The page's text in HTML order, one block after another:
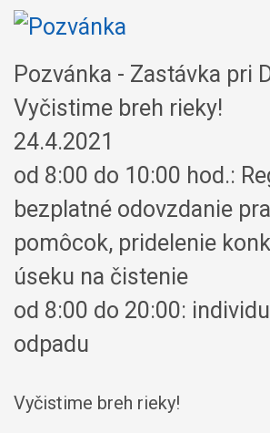
Pozvánka - Zastávka pri
Vyčistime breh rieky!
24.4.2021
od 8:00 do 10:00 hod.:
bezplatné odovzdanie
pomôcok, pridelenie
úseku na čistenie
od 8:00 do 20:00:
odpadu
Vyčistime breh rieky!